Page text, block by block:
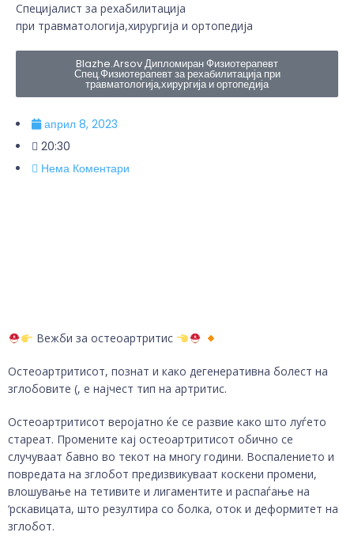
Специјалист за рехабилитација
при травматологија,хирургија и ортопедија
Blazhe.Arsov Дипломиран Физиотерапевт
Спец.Физиотерапевт за рехабилитација при
травматологија,хирургија и ортопедија
април 8, 2023
20:30
Нема Коментари
Вежби за остеоартритис
Остеоартритисот, познат и како дегенеративна болест на
зглобовите (, е најчест тип на артритис.
Остеоартритисот веројатно ќе се развие како што луѓето
стареат. Промените кај остеоартритисот обично се
случуваат бавно во текот на многу години. Воспалението и
повредата на зглобот предизвикуваат коскени промени,
влошување на тетивите и лигаментите и распаѓање на
‘рскавицата, што резултира со болка, оток и деформитет на
зглобот.